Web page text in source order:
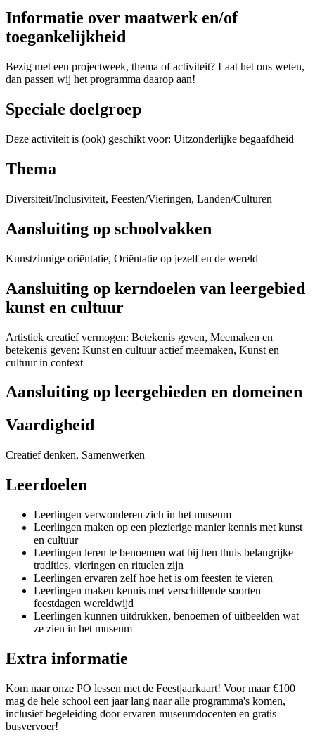
Informatie over maatwerk en/of
toegankelijkheid
Bezig met een projectweek, thema of activiteit? Laat het ons weten,
dan passen wij het programma daarop aan!
Speciale doelgroep
Deze activiteit is (ook) geschikt voor: Uitzonderlijke begaafdheid
Thema
Diversiteit/Inclusiviteit, Feesten/Vieringen, Landen/Culturen
Aansluiting op schoolvakken
Kunstzinnige oriëntatie, Oriëntatie op jezelf en de wereld
Aansluiting op kerndoelen van leergebied
kunst en cultuur
Artistiek creatief vermogen: Betekenis geven, Meemaken en
betekenis geven: Kunst en cultuur actief meemaken, Kunst en
cultuur in context
Aansluiting op leergebieden en domeinen
Vaardigheid
Creatief denken, Samenwerken
Leerdoelen
Leerlingen verwonderen zich in het museum
Leerlingen maken op een plezierige manier kennis met kunst
en cultuur
Leerlingen leren te benoemen wat bij hen thuis belangrijke
tradities, vieringen en rituelen zijn
Leerlingen ervaren zelf hoe het is om feesten te vieren
Leerlingen maken kennis met verschillende soorten
feestdagen wereldwijd
Leerlingen kunnen uitdrukken, benoemen of uitbeelden wat
ze zien in het museum
Extra informatie
Kom naar onze PO lessen met de Feestjaarkaart! Voor maar €100
mag de hele school een jaar lang naar alle programma's komen,
inclusief begeleiding door ervaren museumdocenten en gratis
busvervoer!